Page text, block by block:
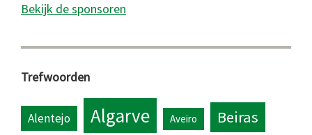
Bekijk de sponsoren
Trefwoorden
Alentejo Algarve Aveiro Beiras